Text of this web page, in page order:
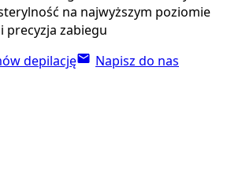
na najwyższym poziomie
precyzja zabiegu
depilację
Napisz do nas